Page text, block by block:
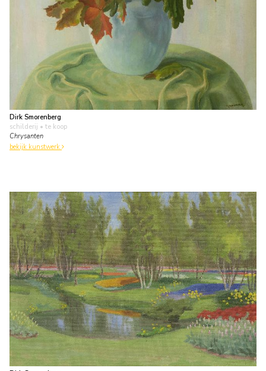
Dirk Smorenberg
schilderij • te koop
Chrysanten
bekijk kunstwerk